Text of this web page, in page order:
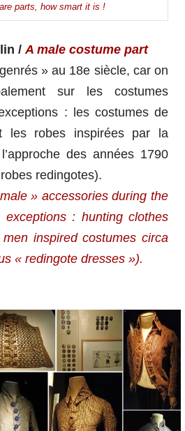
parts, how smart it is !
/ A male costume part
» au 18e siècle, car on
sur les costumes
: les costumes de
les robes inspirées par la
des années 1790
redingotes).
» accessories during the
exceptions : hunting clothes
inspired costumes circa
« redingote dresses »).